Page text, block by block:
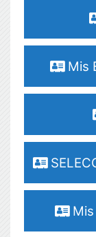
Mis
Mis